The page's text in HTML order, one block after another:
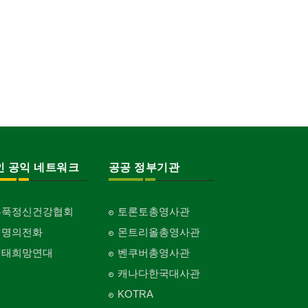
공익 네트워크
정신건강협회
의전화
희망연대
공공 정부기관
토론토총영사관
몬트리올총영사관
벤쿠버총영사관
캐나다한국대사관
KOTRA